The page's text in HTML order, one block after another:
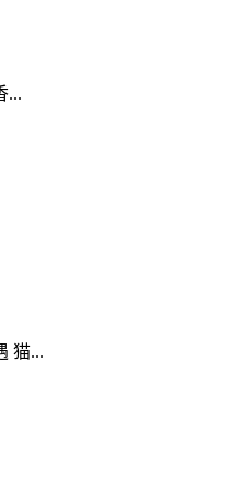
...
猫...